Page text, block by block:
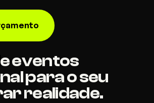
eventos
para o seu
realidade.